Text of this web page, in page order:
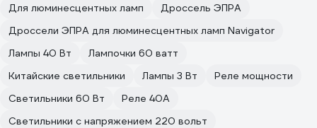
Для люминесцентных ламп
Дроссель ЭПРА
Дроссели ЭПРА для люминесцентных ламп Navigator
Лампы 40 Вт
Лампочки 60 ватт
Китайские светильники
Лампы 3 Вт
Реле мощности
Светильники 60 Вт
Реле 40А
Светильники с напряжением 220 вольт